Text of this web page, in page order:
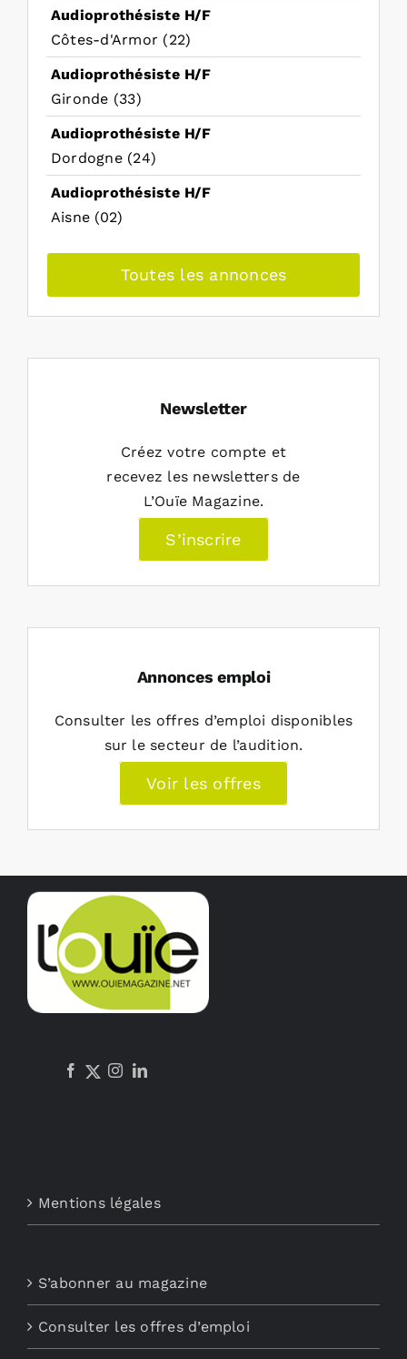
Audioprothésiste H/F
Côtes-d'Armor (22)
Audioprothésiste H/F
Gironde (33)
Audioprothésiste H/F
Dordogne (24)
Audioprothésiste H/F
Aisne (02)
Toutes les annonces
Newsletter
Créez votre compte et
recevez les newsletters de
L’Ouïe Magazine.
S’inscrire
Annonces emploi
Consulter les offres d’emploi disponibles
sur le secteur de l’audition.
Voir les offres
Mentions légales
S’abonner au magazine
Consulter les offres d’emploi